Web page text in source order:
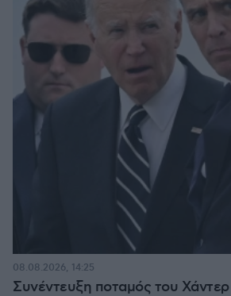
Συνέντευξη ποταμός του
08.08.2026, 14:25